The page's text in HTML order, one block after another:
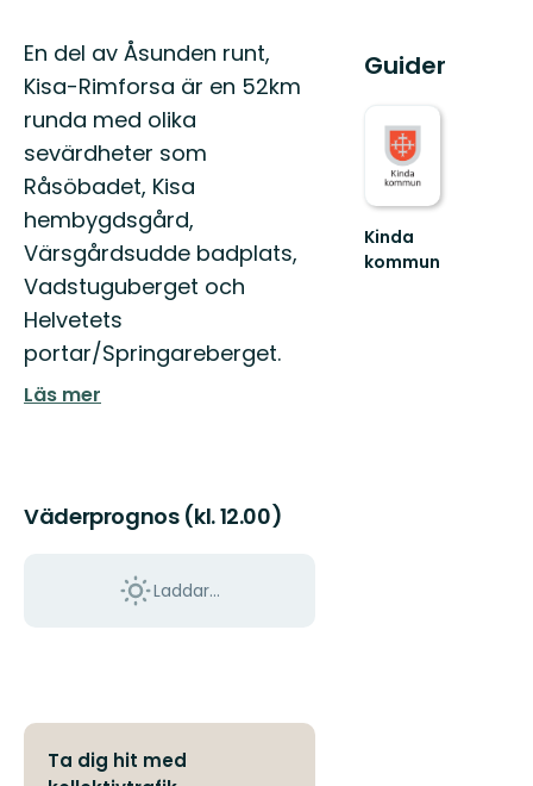
Beskrivning
En del av Åsunden runt,
Kisa-Rimforsa är en 52km
runda med olika
sevärdheter som
Råsöbadet, Kisa
hembygdsgård,
Värsgårdsudde badplats,
Vadstuguberget och
Helvetets
portar/Springareberget.
Läs mer
Väderprognos (kl. 12.00)
Laddar...
Ta dig hit med
Guider
Kinda
kommun